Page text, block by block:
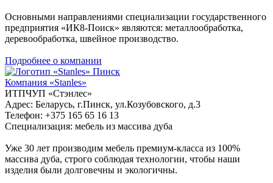
Основными направлениями специализации государственного
предприятия «ИК8-Поиск» являются: металлообработка,
деревообработка, швейное производство.
Подробнее о компании
Пинск
Компания «Stanles»
ИТПЧУП «Стэнлес»
Адрес: Беларусь, г.Пинск, ул.Козубовского, д.3
Телефон: +375 165 65 16 13
Специализация: мебель из массива дуба
Уже 30 лет производим мебель премиум-класса из 100%
массива дуба, строго соблюдая технологии, чтобы наши
изделия были долговечны и экологичны.